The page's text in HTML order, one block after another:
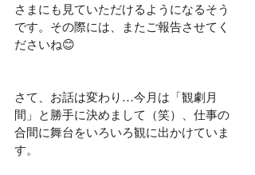
さまにも見ていただけるようになるそう
です。その際には、またご報告させてく
ださいね😊
さて、お話は変わり…今月は「観劇月
間」と勝手に決めまして（笑）、仕事の
合間に舞台をいろいろ観に出かけていま
す。